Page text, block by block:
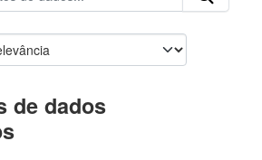
de dados